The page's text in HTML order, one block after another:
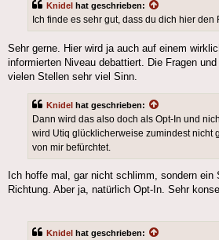
Knidel hat geschrieben:
Ich finde es sehr gut, dass du dich hier den
Sehr gerne. Hier wird ja auch auf einem
informierten Niveau debattiert. Die Fragen
vielen Stellen sehr viel Sinn.
Knidel hat geschrieben:
Dann wird das also doch als Opt-In und
wird Utiq glücklicherweise zumindest nicht
von mir befürchtet.
Ich hoffe mal, gar nicht schlimm, sondern ein
Richtung. Aber ja, natürlich Opt-In. Sehr
Knidel hat geschrieben: